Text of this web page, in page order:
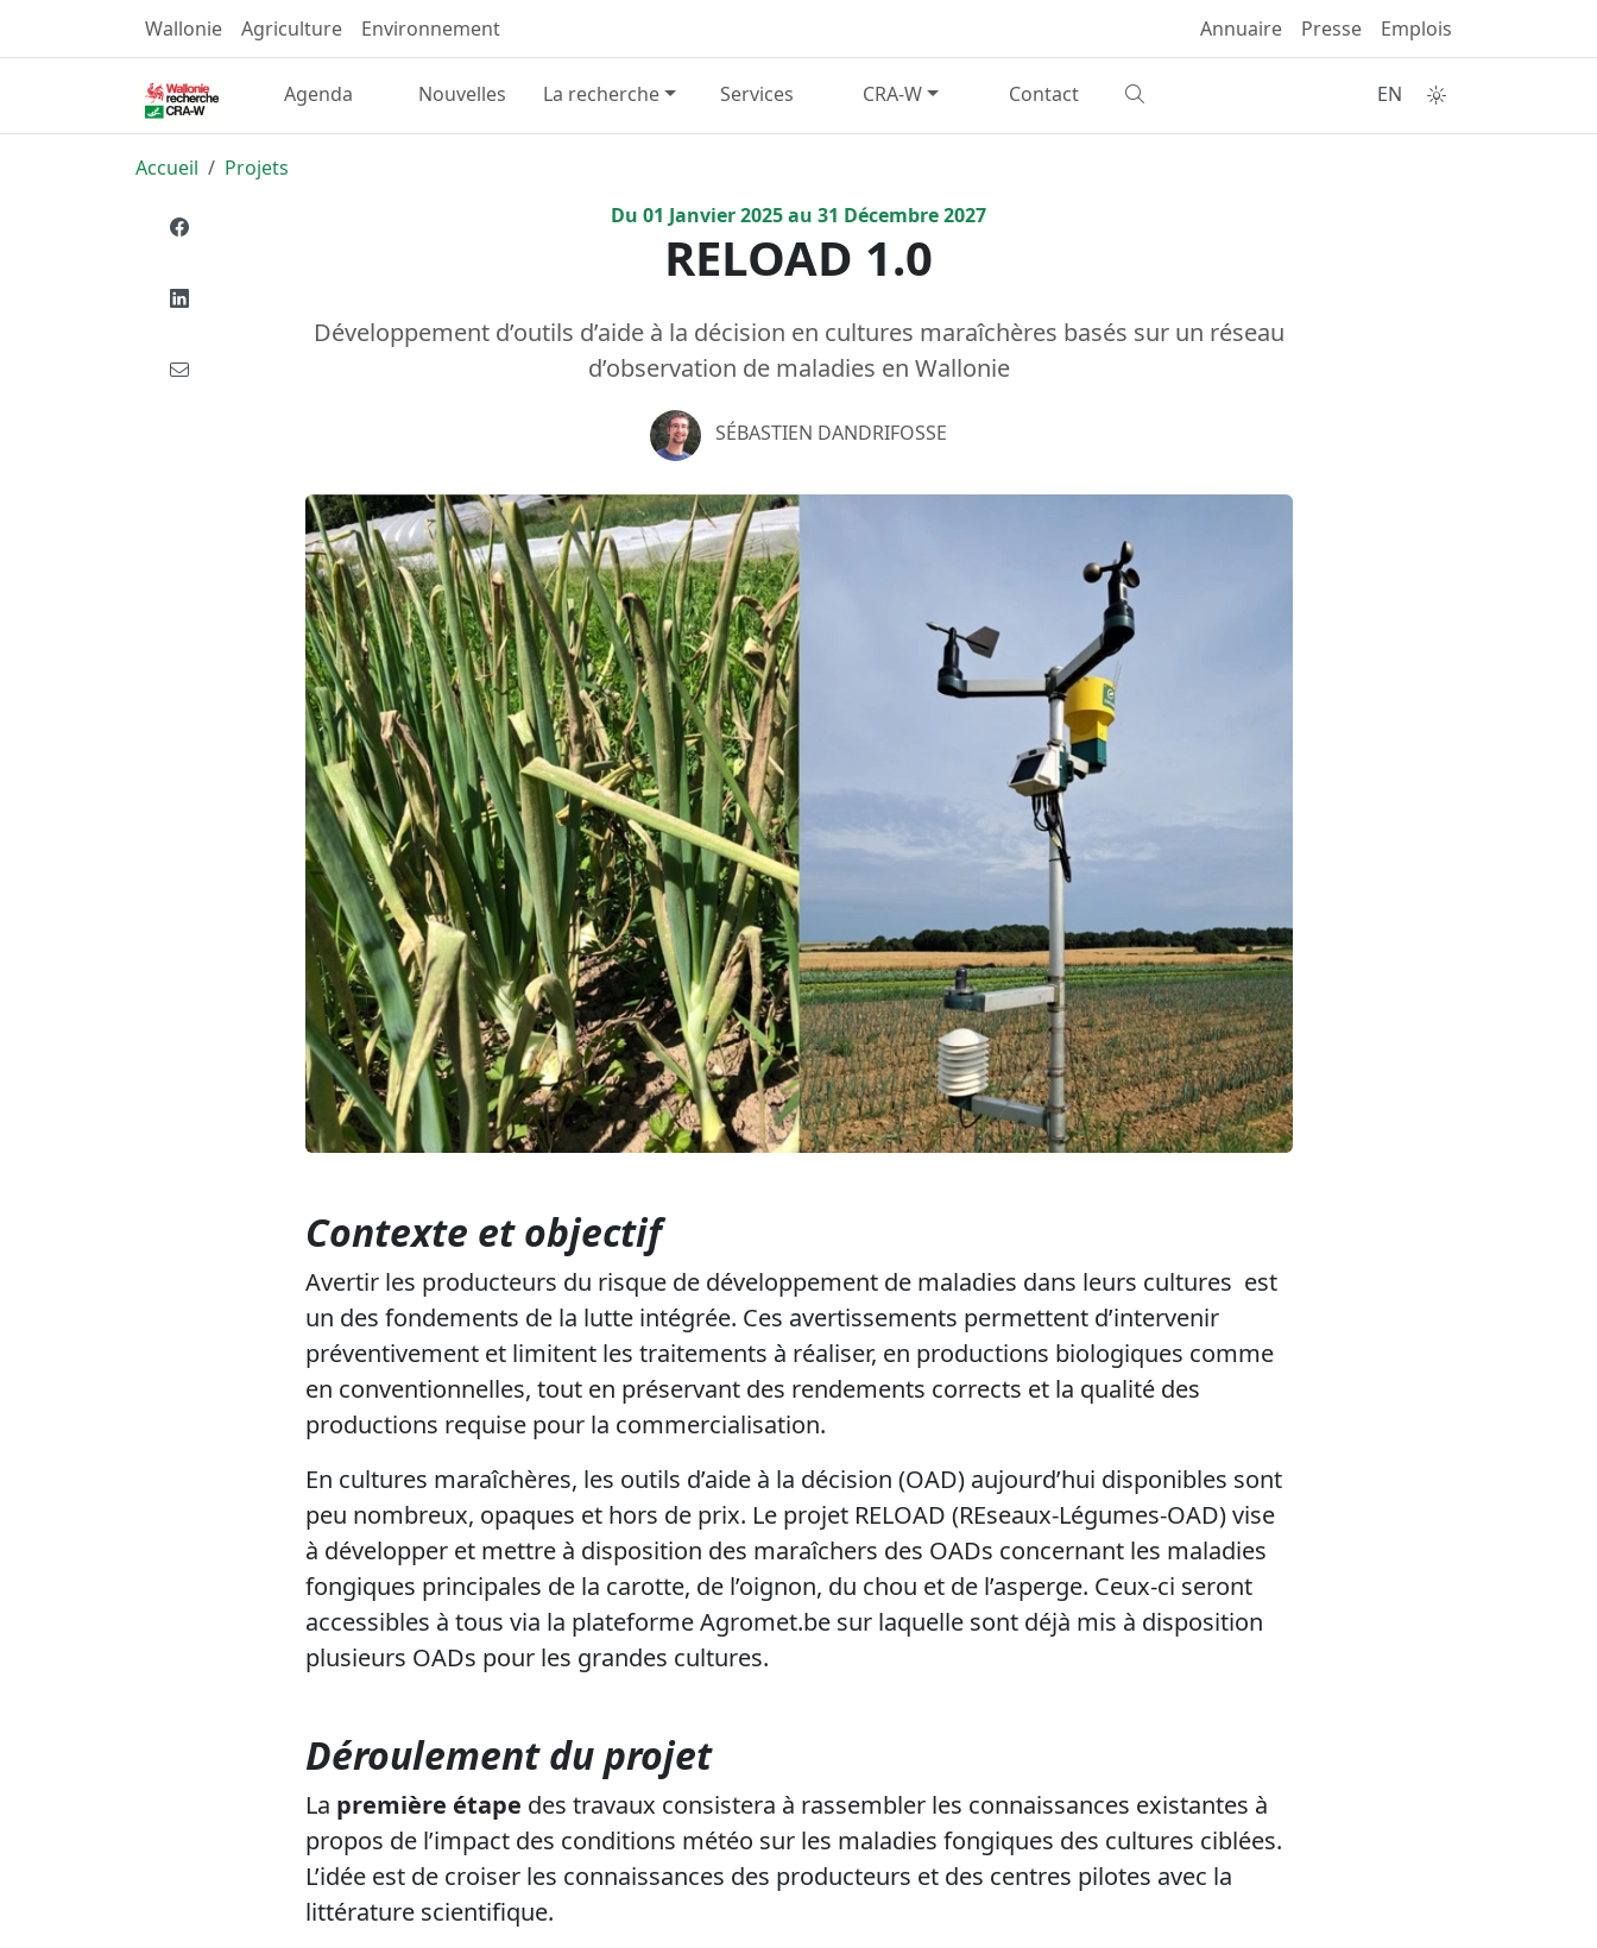
Wallonie Agriculture Environnement Annuaire Presse Emplois
Agenda Nouvelles La recherche Services CRA-W Contact EN
Accueil
Projets
Du 01 Janvier2025au 31 Décembre2027
RELOAD 1.0
Développement d’outils d’aide à la décision en cultures maraîchères basés sur un réseau
d’observation de maladies en Wallonie
SÉBASTIEN DANDRIFOSSE
Contexte et objectif
Avertir les producteurs du risque de développement de maladies dans leurs cultures est
un des fondements de la lutte intégrée. Ces avertissements permettent d’intervenir
préventivement et limitent les traitements à réaliser, en productions biologiques comme
en conventionnelles, tout en préservant des rendements corrects et la qualité des
productions requise pour la commercialisation.
En cultures maraîchères, les outils d’aide à la décision (OAD) aujourd’hui disponibles sont
peu nombreux, opaques et hors de prix. Le projet RELOAD (REseaux-Légumes-OAD) vise
à développer et mettre à disposition des maraîchers des OADs concernant les maladies
fongiques principales de la carotte, de l’oignon, du chou et de l’asperge. Ceux-ci seront
accessibles à tous via la plateforme Agromet.be sur laquelle sont déjà mis à disposition
plusieurs OADs pour les grandes cultures.
Déroulement du projet
La première étape des travaux consistera à rassembler les connaissances existantes à
propos de l’impact des conditions météo sur les maladies fongiques des cultures ciblées.
L’idée est de croiser les connaissances des producteurs et des centres pilotes avec la
littérature scientifique.